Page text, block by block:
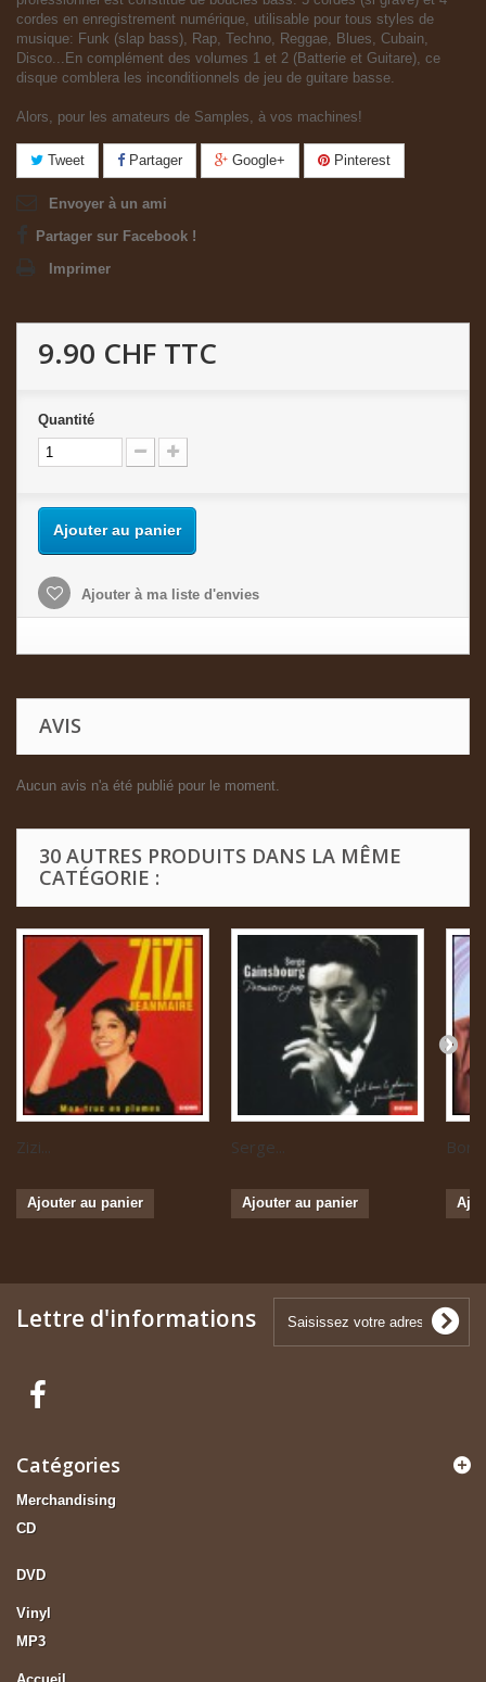
cordes en enregistrement numérique, utilisable pour tous styles de
musique: Funk (slap bass), Rap, Techno, Reggae, Blues, Cubain,
Disco...En complément des volumes 1 et 2 (Batterie et Guitare), ce
disque comblera les inconditionnels de jeu de guitare basse.
Alors, pour les amateurs de Samples, à vos machines!
Tweet Partager Google+ Pinterest
Envoyer à un ami
Partager sur Facebook !
Imprimer
9.90 CHF TTC
Quantité
Ajouter au panier
Ajouter à ma liste d'envies
AVIS
Aucun avis n'a été publié pour le moment.
30 AUTRES PRODUITS DANS LA MÊME
CATÉGORIE :
Zizi...
Ajouter au panier
Serge...
Ajouter au panier
Lettre d'informations
Catégories
Merchandising
CD
DVD
Vinyl
MP3